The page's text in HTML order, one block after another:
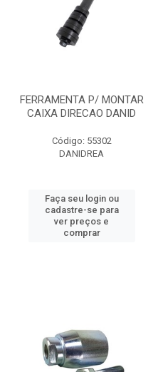
FERRAMENTA P/ MONTAR
CAIXA DIRECAO DANID
Código: 55302
DANIDREA
Faça seu login ou
cadastre-se para
ver preços e
comprar